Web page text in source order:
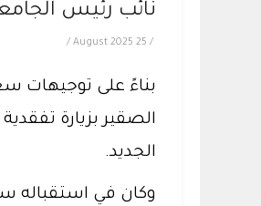
نائب رئيس
/
25 August 2025
/
بناءً على توجيهات
الصقير بزيارة
الجديد.
وكان في استقباله